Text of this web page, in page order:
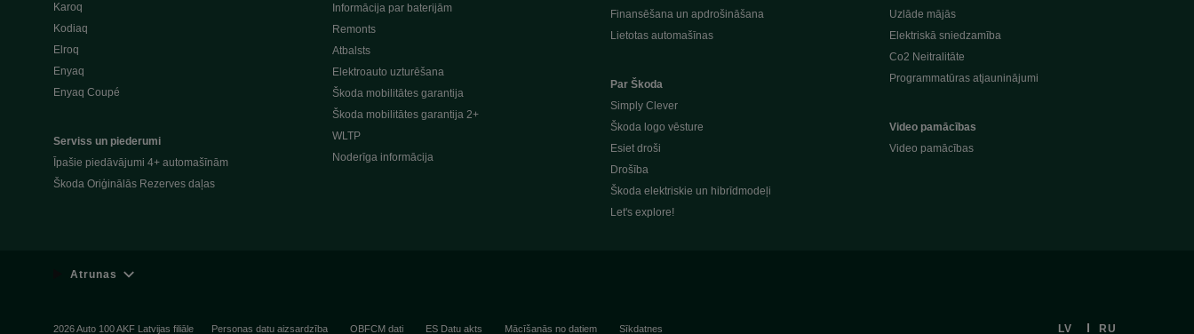
Karoq
Kodiaq
Elroq
Enyaq
Enyaq Coupé
Serviss un piederumi
Īpašie piedāvājumi 4+ automašīnām
Škoda Oriģinālās Rezerves daļas
Informācija par baterijām
Remonts
Atbalsts
Elektroauto uzturēšana
Škoda mobilitātes garantija
Škoda mobilitātes garantija 2+
WLTP
Noderīga informācija
Finansēšana un apdrošināšana
Lietotas automašīnas
Par Škoda
Simply Clever
Škoda logo vēsture
Esiet droši
Drošība
Škoda elektriskie un hibrīdmodeļi
Let's explore!
Uzlāde mājās
Elektriskā sniedzamība
Co2 Neitralitāte
Programmatūras atjauninājumi
Video pamācības
Video pamācības
Atrunas
2026 Auto 100 AKF Latvijas filiāle Personas datu aizsardzība OBFCM dati ES Datu akts Mācīšanās no datiem Sīkdatnes LV RU